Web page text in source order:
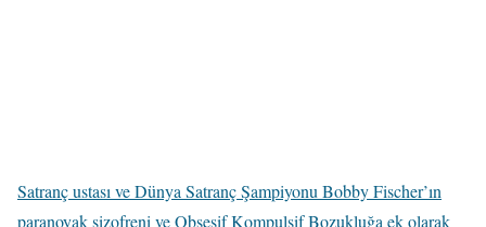
Satranç ustası ve Dünya Satranç Şampiyonu Bobby Fischer’ın
paranoyak şizofreni ve Obsesif Kompulsif Bozukluğa ek olarak